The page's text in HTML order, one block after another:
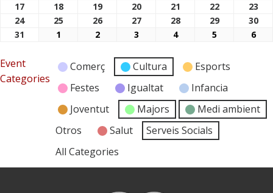
17 17/08/2026
18 18/08/2026
19 19/08/2026
20 20/08/2026
21 21/08/2026
22 22/08/2026
23
24 24/08/2026
25 25/08/2026
26 26/08/2026
27 27/08/2026
28 28/08/2026
29 29/08/2026
30
31
31/08/2026
1 01/09/2026
2 02/09/2026
3 03/09/2026
404/09/2026
5 05/09/2026
606/
Event
Categories
Comerç Cultura
Esports
Festes
Igualtat
Infancia
Joventut
Majors
Medi ambient
Otros
Salut
Serveis Socials
All Categories